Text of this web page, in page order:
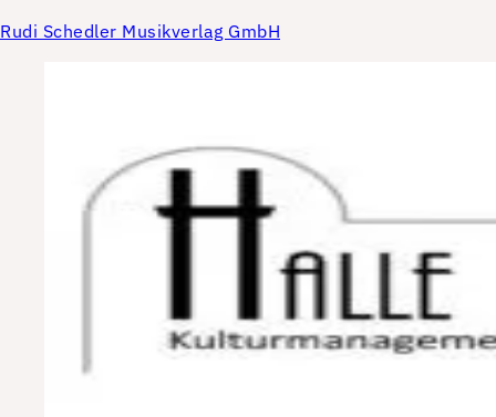
Rudi Schedler Musikverlag GmbH